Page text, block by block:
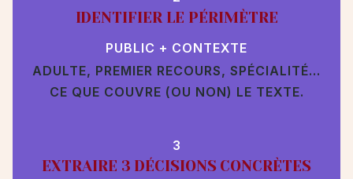
IDENTIFIER LE PÉRIMÈTRE
PUBLIC + CONTEXTE
ADULTE, PREMIER RECOURS, SPÉCIALITÉ…
CE QUE COUVRE (OU NON) LE TEXTE.
3
EXTRAIRE 3 DÉCISIONS CONCRÈTES